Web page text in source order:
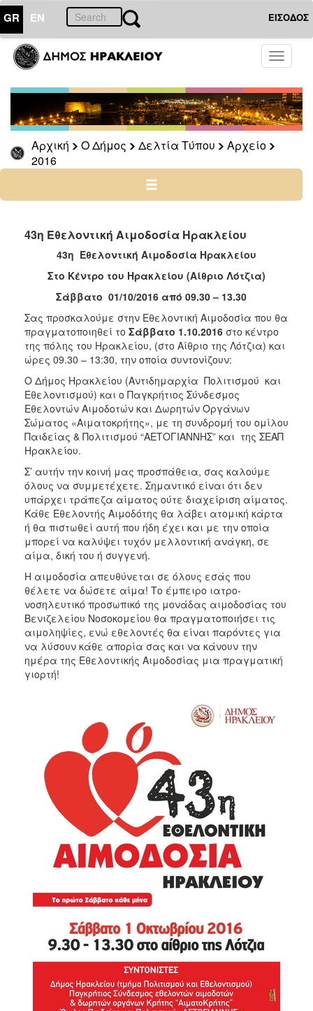
GR EN ΕΙΣΟΔΟΣ
Toggle
Αρχική Ο Δήμος Δελτία Τύπου
Αρχείο
2016
ΔΗΜΟΣ
Δελτία
Τύπου
Αρχείο
2026
2025
2022
2021
2020
2019
2018
2017
2016
2015
2013
2012
2011
2006
ΤΟΠΟΣ
ΠΟΛΙΤΙΣΜΟΣ
ΑΝΘΕΚΤΙΚΗ
ΠΟΛΗ
43η Εθελοντική Αιμοδοσία Ηρακλείου
43η Εθελοντική Αιμοδοσία Ηρακλείου
Στο Κέντρο του Ηρακλείου (Αίθριο Λότζια)
Σάββατο 01/10/2016 από 09.30 – 13.30
Σας προσκαλούμε στην Εθελοντική Αιμοδοσία που θα
πραγματοποιηθεί το Σάββατο 1.10.2016 στο κέντρο
της πόλης του Ηρακλείου, (στο Αίθριο της Λότζια) και
ώρες 09.30 – 13:30, την οποία συντονίζουν:
O Δήμος Ηρακλείου (Αντιδημαρχία Πολιτισμού και
Εθελοντισμού) και ο Παγκρήτιος Σύνδεσμος
Εθελοντών Αιμοδοτών και Δωρητών Οργάνων
Σώματος «Αιματοκρήτης», με τη συνδρομή του ομίλου
Παιδείας & Πολιτισμού “ΑΕΤΟΓΙΑΝΝΗΣ” και της ΣΕΑΠ
Ηρακλείου.
Σ’ αυτήν την κοινή μας προσπάθεια, σας καλούμε
όλους να συμμετέχετε. Σημαντικό είναι ότι δεν
υπάρχει τράπεζα αίματος ούτε διαχείριση αίματος.
Κάθε Εθελοντής Αιμοδότης θα λάβει ατομική κάρτα
ή θα πιστωθεί αυτή που ήδη έχει και με την οποία
μπορεί να καλύψει τυχόν μελλοντική ανάγκη, σε
αίμα, δική του ή συγγενή.
Η αιμοδοσία απευθύνεται σε όλους εσάς που
θέλετε να δώσετε αίμα! Το έμπειρο ιατρο-
νοσηλευτικό προσωπικό της μονάδας αιμοδοσίας του
Βενιζελείου Νοσοκομείου θα πραγματοποιήσει τις
αιμοληψίες, ενώ εθελοντές θα είναι παρόντες για
να λύσουν κάθε απορία σας και να κάνουν την
ημέρα της Εθελοντικής Αιμοδοσίας μια πραγματική
γιορτή!